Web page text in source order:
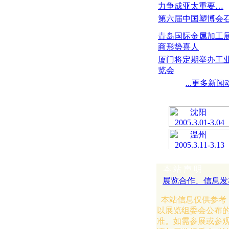
力争成亚太重要…
第六届中国塑博会
青岛国际金属加工
商形势喜人
厦门将定期举办工
览会
...更多新闻
展览合作、信息
本站信息仅供参考
以展览组委会公布
准。如需参展或参观